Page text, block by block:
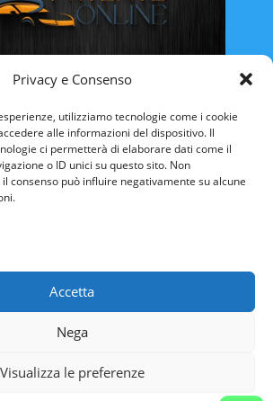
Privacy e Consenso
utilizziamo tecnologie come i cookie
alle informazioni del dispositivo. Il
ci permetterà di elaborare dati come il
o ID unici su questo sito. Non
consenso può influire negativamente su alcune
Accetta
Nega
Visualizza le preferenze
GIULIA
LAZIO
LIGURIA
SARDEGNA
TRENTINO ALTO-ADIGE